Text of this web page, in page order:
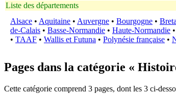
Liste des départements
Alsace • Aquitaine • Auvergne • Bourgogne •
de-Calais • Basse-Normandie • Haute-Normandie •
• TAAF • Wallis et Futuna • Polynésie française •
Pages dans la catégorie «
Cette catégorie comprend 3 pages, dont les 3 ci-